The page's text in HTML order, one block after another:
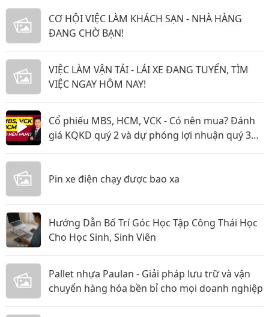
CƠ HỘI VIỆC LÀM KHÁCH SẠN - NHÀ HÀNG
ĐANG CHỜ BẠN!
VIỆC LÀM VẬN TẢI - LÁI XE ĐANG TUYỂN, TÌM
VIỆC NGAY HÔM NAY!
Cổ phiếu MBS, HCM, VCK - Có nên mua? Đánh
giá KQKD quý 2 và dự phóng lợi nhuận quý 3
Pin xe điện chạy được bao xa
Hướng Dẫn Bố Trí Góc Học Tập Công Thái Học
Cho Học Sinh, Sinh Viên
Pallet nhựa Paulan - Giải pháp lưu trữ và vận
chuyển hàng hóa bền bỉ cho mọi doanh nghiệp